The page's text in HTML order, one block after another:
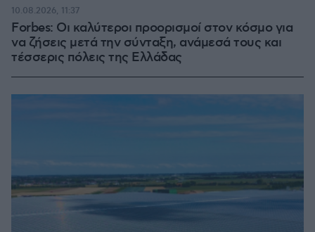
Forbes: Οι καλύτεροι προορισμοί στον κόσμο για
να ζήσεις μετά την σύνταξη, ανάμεσά τους και
τέσσερις πόλεις της Ελλάδας
10.08.2026, 11:37